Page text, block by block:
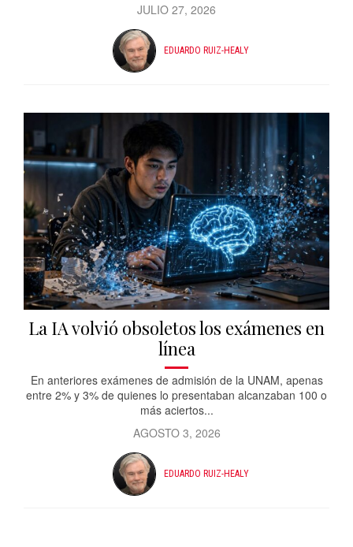
JULIO 27, 2026
EDUARDO RUIZ-HEALY
La IA volvió obsoletos los exámenes en
línea
En anteriores exámenes de admisión de la UNAM, apenas
entre 2% y 3% de quienes lo presentaban alcanzaban 100 o
más aciertos...
AGOSTO 3, 2026
EDUARDO RUIZ-HEALY